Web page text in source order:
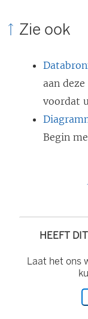
Zie ook
aan
voordat
Begin
HEEFT
Laat het ons